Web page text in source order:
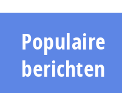
Populaire
berichten